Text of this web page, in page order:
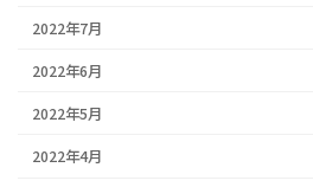
2022年7月
2022年6月
2022年5月
2022年4月